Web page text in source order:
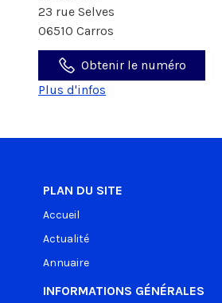
23 rue Selves
06510 Carros
Obtenir le numéro
Plus d'infos
PLAN DU SITE
Accueil
Actualité
Annuaire
INFORMATIONS GÉNÉRALES